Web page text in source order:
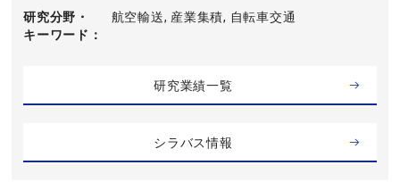
研究分野・
キーワード
航空輸送, 産業集積, 自転車交通
研究業績一覧
シラバス情報